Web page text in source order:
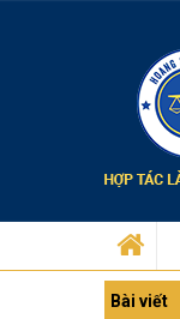
Bài viết